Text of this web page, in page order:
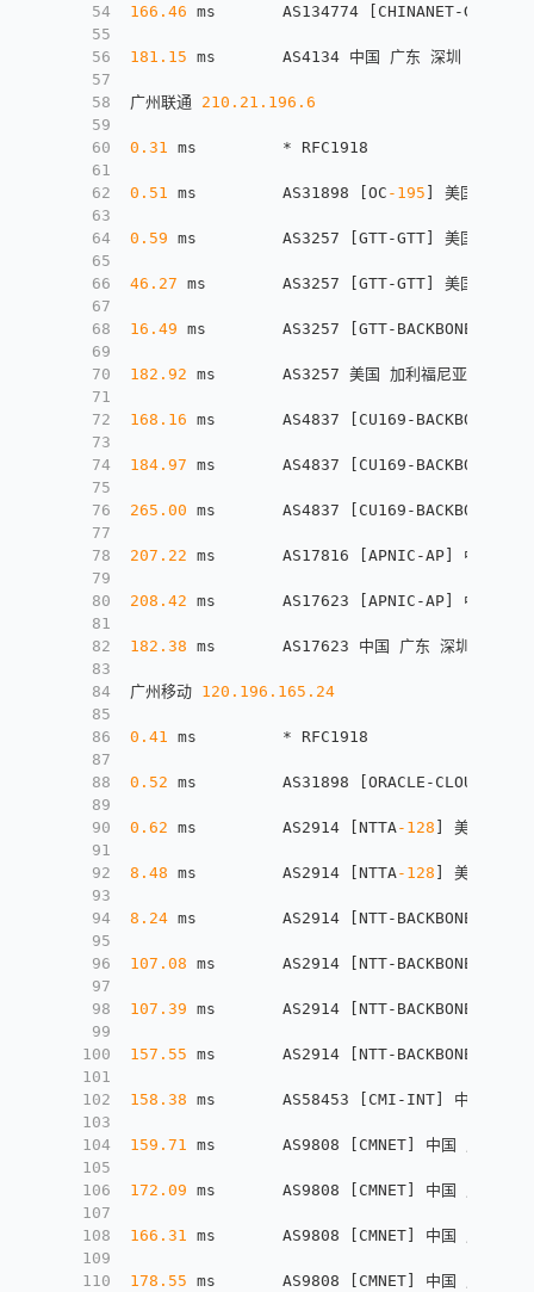
54
55
56
57
58
59
60
61
62
63
64
65
66
67
68
69
70
71
72
73
74
75
76
77
78
79
80
81
82
83
84
85
86
87
88
89
90
91
92
93
94
95
96
97
98
99
100
101
102
103
104
105
106
107
108
109
110
166.46 ms       AS134774 CHINANET-GD
181.15 ms       AS4134 中国 广东 深圳 福田区
广州联通 210.21 .196 .6
0.31 ms         * RFC1918
0.51 ms         AS31898 [OC -195 美国
0.59 ms         AS3257 [GTT-GTT 美国 亚利
46.27 ms        AS3257 [GTT-GTT 美国 亚利
16.49 ms        AS3257 [GTT-BACKBONE
182.92 ms       AS3257 美国 加利福尼亚 圣何
168.16 ms       AS4837 CU169-BACKBONE
184.97 ms       AS4837 CU169-BACKBONE
265.00 ms       AS4837 CU169-BACKBONE
207.22 ms       AS17816 [APNIC-AP 中国 广
208.42 ms       AS17623 [APNIC-AP 中国 广
182.38 ms       AS17623 中国 广东 深圳 宝安
广州移动 120.196 .165 .24
0.41 ms         * RFC1918
0.52 ms         AS31898 [ORACLE-CLOUD
0.62 ms         AS2914 [NTTA-128 美国 加
8.48 ms         AS2914 [NTTA-128 美国 加
8.24 ms         AS2914 [NTT-BACKBONE
107.08 ms       AS2914 [NTT-BACKBONE
107.39 ms       AS2914 [NTT-BACKBONE
157.55 ms       AS2914 [NTT-BACKBONE
158.38 ms       AS58453 CMI-INT 中国 广
159.71 ms       AS9808 CMNET 中国 广东
172.09 ms       AS9808 CMNET 中国 广东
166.31 ms       AS9808 CMNET 中国 广东
178.55 ms       AS9808 CMNET 中国 广东